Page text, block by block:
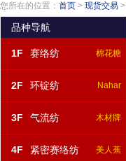
您所在的位置： 首页 > 现货交易 >
品种导航
1F 赛络纺 棉花糖
2F 环锭纺 Nahar
3F 气流纺 木材牌
4F 紧密赛络纺 美人蕉